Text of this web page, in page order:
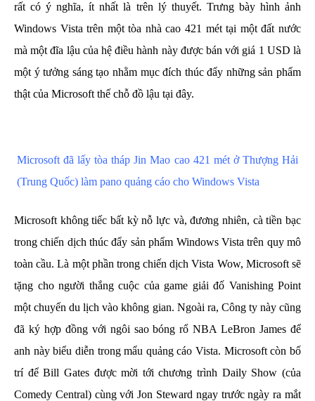
rất có ý nghĩa, ít nhất là trên lý thuyết. Trưng bày hình ảnh
Windows Vista trên một tòa nhà cao 421 mét tại một đất nước
mà một đĩa lậu của hệ điều hành này được bán với giá 1 USD là
một ý tưởng sáng tạo nhằm mục đích thúc đẩy những sản phẩm
thật của Microsoft thế chỗ đồ lậu tại đây.
Microsoft đã lấy tòa tháp Jin Mao cao 421 mét ở Thượng Hải
(Trung Quốc) làm pano quảng cáo cho Windows Vista
Microsoft không tiếc bất kỳ nỗ lực và, đương nhiên, cà tiền bạc
trong chiến dịch thúc đẩy sản phẩm Windows Vista trên quy mô
toàn cầu. Là một phần trong chiến dịch Vista Wow, Microsoft sẽ
tặng cho người thắng cuộc của game giải đố Vanishing Point
một chuyến du lịch vào không gian. Ngoài ra, Công ty này cũng
đã ký hợp đồng với ngôi sao bóng rổ NBA LeBron James để
anh này biểu diễn trong mẩu quảng cáo Vista. Microsoft còn bố
trí để Bill Gates được mời tới chương trình Daily Show (của
Comedy Central) cùng với Jon Steward ngay trước ngày ra mắt